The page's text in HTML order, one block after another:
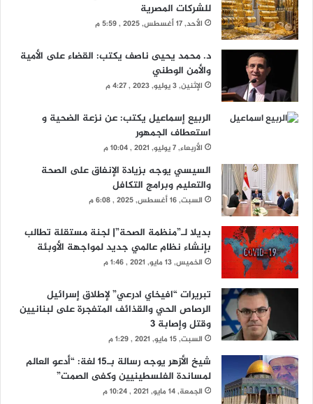
للشركات المصرية
الأحد, 17 أغسطس, 2025 , 5:59 م
د. محمد يحيى ناصف يكتب: القضاء على الأمية
والأمن الوطني
الإثنين, 3 يوليو, 2023 , 4:27 م
الربيع إسماعيل يكتب: عن نزعة الضحية و
استعطاف الجمهور
الأربعاء, 7 يوليو, 2021 , 10:04 م
السيسي يوجه بزيادة الإنفاق على الصحة
والتعليم وبرامج التكافل
السبت, 16 أغسطس, 2025 , 6:08 م
بديلا لـ”منظمة الصحة”| لجنة مستقلة تطالب
بإنشاء نظام عالمي جديد لمواجهة الأوبئة
الخميس, 13 مايو, 2021 , 1:46 م
تبريرات “افيخاي ادرعي” لإطلاق إسرائيل
الرصاص الحي والقذائف المتفجرة على لبنانيين
وقتل وإصابة 3
السبت, 15 مايو, 2021 , 1:29 م
شيخ الأزهر يوجه رسالة بـ15 لغة: “أدعو العالم
لمساندة الفلسطينيين وكفى الصمت”
الجمعة, 14 مايو, 2021 , 10:24 م